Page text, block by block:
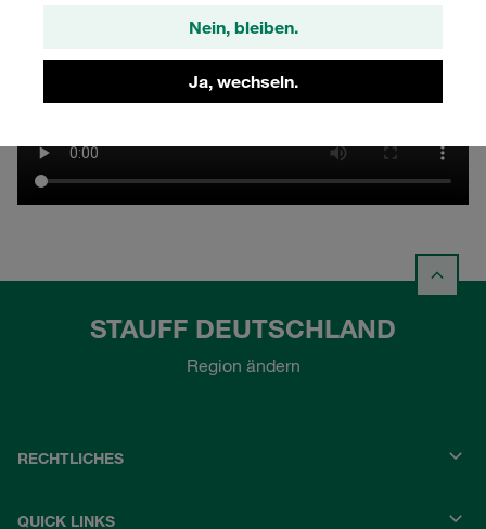
Nein, bleiben.
Ja, wechseln.
STAUFF DEUTSCHLAND
Region ändern
RECHTLICHES
QUICK LINKS